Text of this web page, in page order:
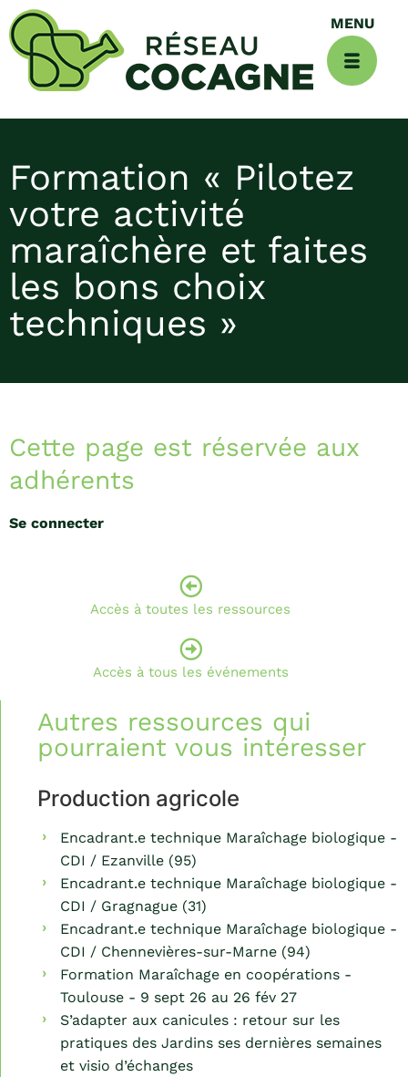
Formation « Pilotez
votre activité
maraîchère et faites
les bons choix
techniques »
Cette page est réservée aux
adhérents
Se connecter
Accès à toutes les ressources
Accès à tous les événements
Autres ressources qui
pourraient vous intéresser
Production agricole
Encadrant.e technique Maraîchage biologique -
CDI / Ezanville (95)
Encadrant.e technique Maraîchage biologique -
CDI / Gragnague (31)
Encadrant.e technique Maraîchage biologique -
CDI / Chennevières-sur-Marne (94)
Formation Maraîchage en coopérations -
Toulouse - 9 sept 26 au 26 fév 27
S’adapter aux canicules : retour sur les
pratiques des Jardins ses dernières semaines
et visio d’échanges